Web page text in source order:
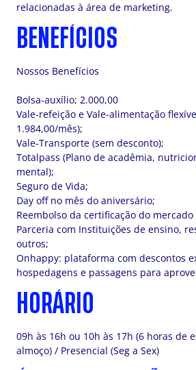
relacionadas à área de marketing.
BENEFÍCIOS
Nossos Benefícios
Bolsa-auxílio; 2.000,00
Vale-refeição e Vale-alimentação
1.984,00/mês);
Vale-Transporte (sem desconto);
Totalpass (Plano de acadêmia,
mental);
Seguro de Vida;
Day off no mês do aniversário;
Reembolso da certificação do
Parceria com Instituições de ensino,
outros;
Onhappy: plataforma com descontos
hospedagens e passagens para
HORÁRIO
09h às 16h ou 10h às 17h (6 horas de
almoço) / Presencial (Seg a Sex)